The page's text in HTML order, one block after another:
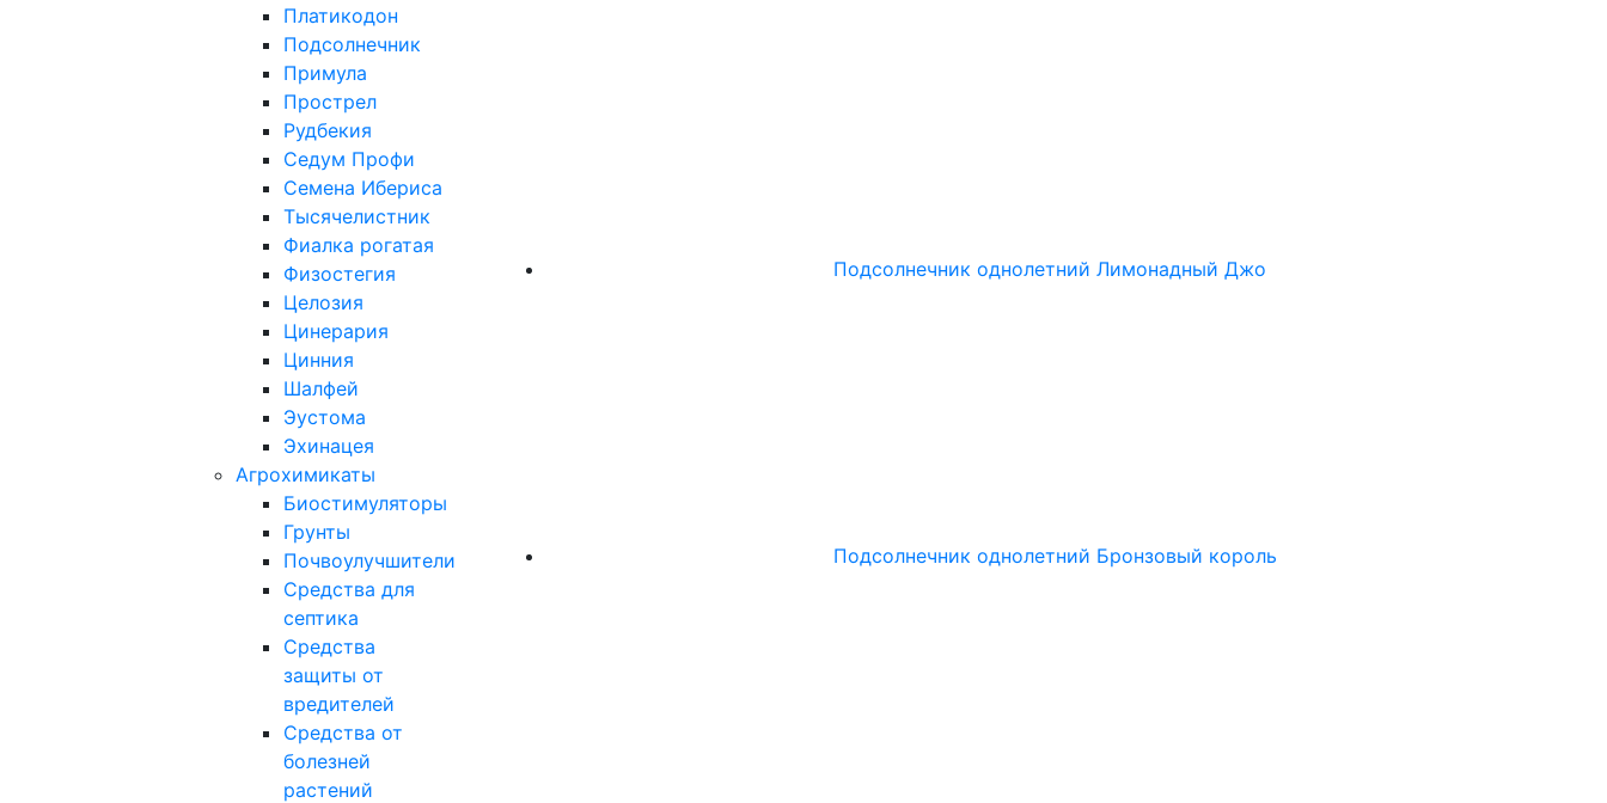
Платикодон
Подсолнечник
Примула
Прострел
Рудбекия
Седум Профи
Семена Ибериса
Тысячелистник
Фиалка рогатая
Физостегия
Целозия
Цинерария
Цинния
Шалфей
Эустома
Эхинацея
Агрохимикаты
Биостимуляторы
Грунты
Почвоулучшители
Средства для
септика
Средства
защиты от
вредителей
Средства от
болезней
растений
Подсолнечник однолетний Лимонадный Джо
Подсолнечник однолетний Бронзовый король